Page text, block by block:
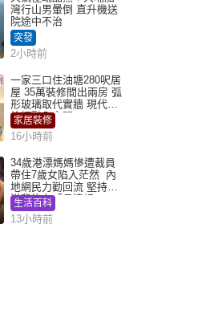
灣行山男暈倒 直升機送
院途中不治
突發
2小時前
一家三口住油塘280呎居
屋 35萬裝修間出兩房 弧
形玻璃取代實牆 現代神
枱櫃融入玄關
家居裝修
16小時前
34歲港漂媽媽慘遭裁員
帶住7歲女陷入茫然 內
地網民力勸回流 堅持留
港背後有「長遠規
劃」？
生活百科
13小時前